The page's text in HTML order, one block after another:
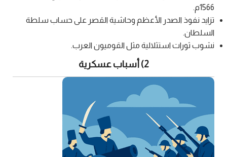
1566م.
تزايد نفوذ الصدر الأعظم وحاشية القصر على حساب سلطة
السلطان.
نشوب ثورات استثلالية مثل القوميون العرب.
2) أسباب عسكرية